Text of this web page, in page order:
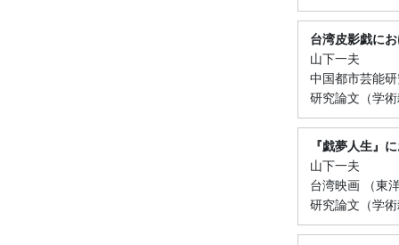
台湾皮影戯に
山下一夫
中国都市芸能
研究論文（学
『戯夢人生』
山下一夫
台湾映画 （
研究論文（学